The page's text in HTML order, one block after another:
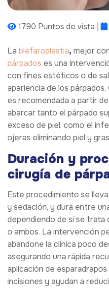
1790 Puntos de vista |
La blefaroplastia, mejor
párpados es una
con fines estéticos o de
apariencia de los
es recomendada a partir
abarcar tanto el párpado
exceso de piel, como el
ojeras eliminando piel y
Duración y
cirugía de
Este procedimiento se
y sedación, y dura entre
dependiendo de si se trata
o ambos. La intervención
abandone la clínica poco
asegurando una rápida
aplicación de
incisiones y ayudan a